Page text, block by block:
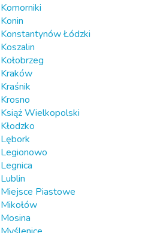
Komorniki
Konin
Konstantynów Łódzki
Koszalin
Kołobrzeg
Kraków
Kraśnik
Krosno
Książ Wielkopolski
Kłodzko
Lębork
Legionowo
Legnica
Lublin
Miejsce Piastowe
Mikołów
Mosina